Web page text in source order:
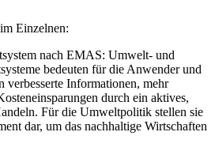
Einzelnen:
nach EMAS: Umwelt- und
bedeuten für die Anwender und
verbesserte Informationen, mehr
durch ein aktives,
Für die Umweltpolitik stellen sie
dar, um das nachhaltige Wirtschaften